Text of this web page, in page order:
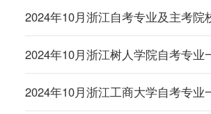
2024年10月浙江自考专业及主考院
2024年10月浙江树人学院自考专业
2024年10月浙江工商大学自考专业